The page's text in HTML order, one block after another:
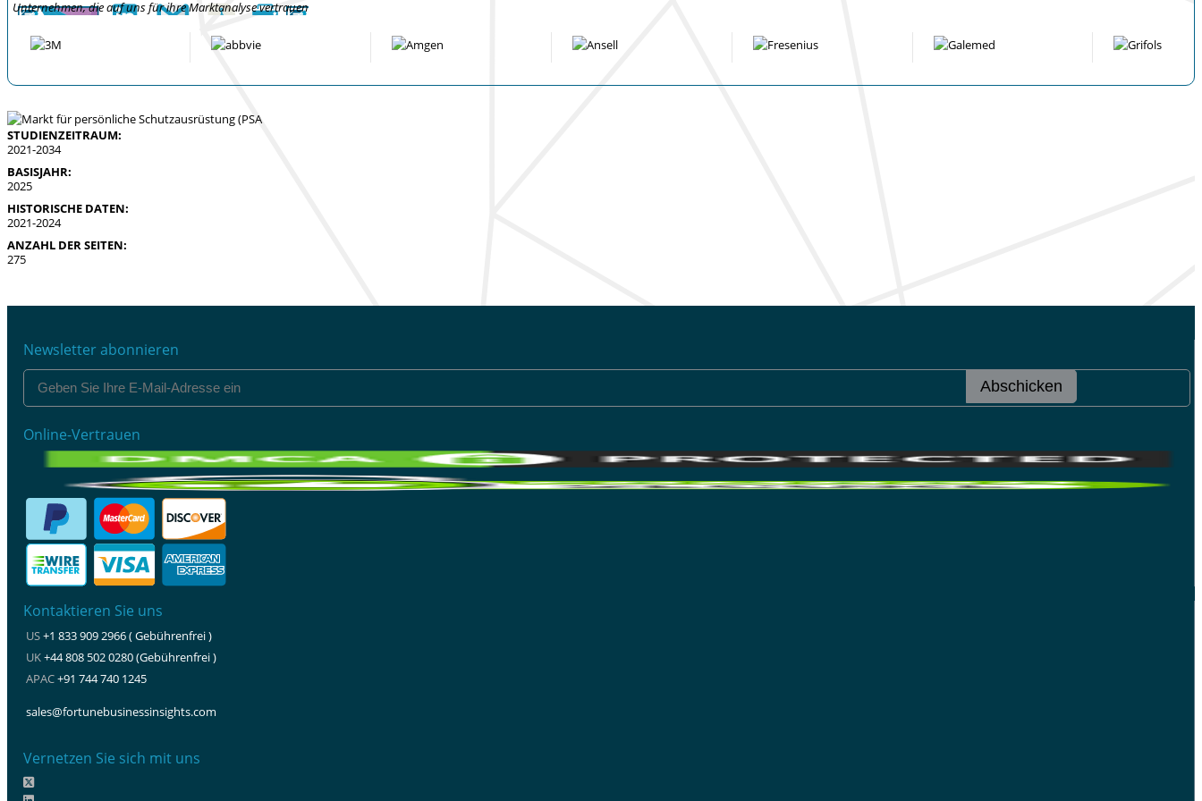
Unternehmen, die auf uns für ihre Marktanalyse vertrauen
STUDIENZEITRAUM:
2021-2034
BASISJAHR:
2025
HISTORISCHE DATEN:
2021-2024
ANZAHL DER SEITEN:
275
Newsletter abonnieren
Abschicken
Online-Vertrauen
Kontaktieren Sie uns
US+1 833 909 2966 ( Gebührenfrei )
UK+44 808 502 0280 (Gebührenfrei )
APAC+91 744 740 1245
sales@fortunebusinessinsights.com
Vernetzen Sie sich mit uns